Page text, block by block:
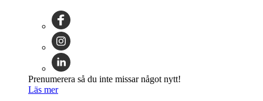
Prenumerera så du inte missar något nytt!
Läs mer